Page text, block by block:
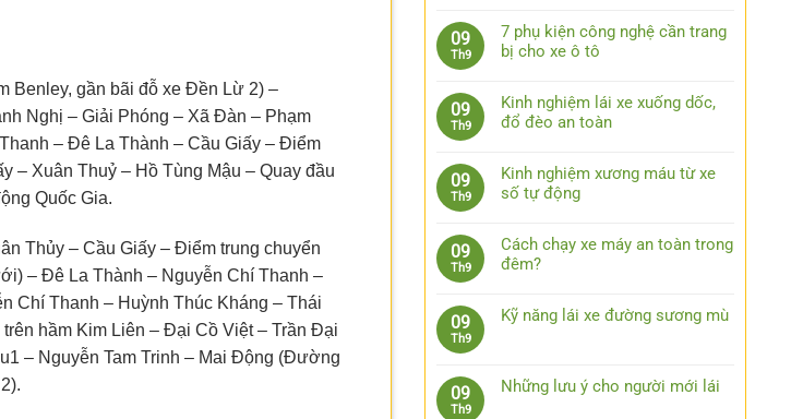
Benley, gần bãi đỗ xe Đền Lừ 2) –
Nghị – Giải Phóng – Xã Đàn – Phạm
– Đê La Thành – Cầu Giấy – Điểm
– Xuân Thuỷ – Hồ Tùng Mậu – Quay đầu
Quốc Gia.
Thủy – Cầu Giấy – Điểm trung chuyển
– Đê La Thành – Nguyễn Chí Thanh –
Chí Thanh – Huỳnh Thúc Kháng – Thái
hầm Kim Liên – Đại Cồ Việt – Trần Đại
– Nguyễn Tam Trinh – Mai Động (Đường
sát
trước
15
ô
tô
trường
Nên
đeo
râm
lái
xe
tô
khi
có
bình
luận
Những
bước
khi
bị
chân
côn
09
Th9
7 phụ kiện công nghệ cần trang
bị cho xe ô tô
có
bình
7
phụ
công
nghệ
cần
bị
cho
tô
09
Th9
Kinh nghiệm lái xe xuống dốc,
đổ đèo an toàn
có
bình
Kinh
nghiệm
xe
xuống
đèo
09
Th9
Kinh nghiệm xương máu từ xe
số tự động
có
bình
Kinh
máu
từ
09
Th9
Cách chạy xe máy an toàn trong
đêm?
có
bình
Cách
09
Th9
Kỹ năng lái xe đường sương mù
bình
09
Th9
Những lưu ý cho người mới lái